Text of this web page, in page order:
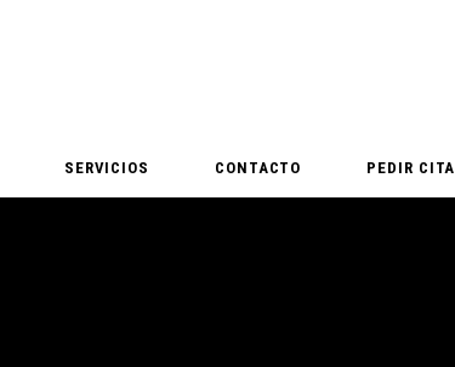
SERVICIOS CONTACTO PEDIR CITA